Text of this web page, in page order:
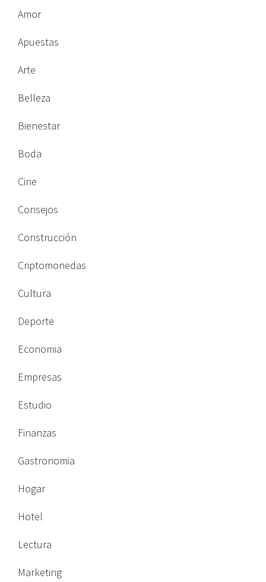
Amor
Apuestas
Arte
Belleza
Bienestar
Boda
Cine
Consejos
Construcción
Criptomonedas
Cultura
Deporte
Economia
Empresas
Estudio
Finanzas
Gastronomia
Hogar
Hotel
Lectura
Marketing